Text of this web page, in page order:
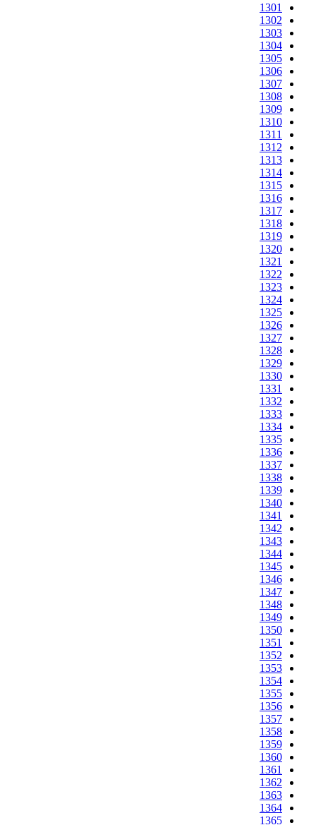
1301
1302
1303
1304
1305
1306
1307
1308
1309
1310
1311
1312
1313
1314
1315
1316
1317
1318
1319
1320
1321
1322
1323
1324
1325
1326
1327
1328
1329
1330
1331
1332
1333
1334
1335
1336
1337
1338
1339
1340
1341
1342
1343
1344
1345
1346
1347
1348
1349
1350
1351
1352
1353
1354
1355
1356
1357
1358
1359
1360
1361
1362
1363
1364
1365